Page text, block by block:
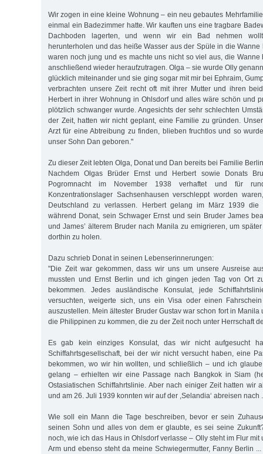
Wir zogen in eine kleine Wohnung – ein neu gebautes
einmal ein Badezimmer hatte. Wir kauften uns eine tragbare
Dachboden lagerten, und wenn wir ein Bad nehmen
herunterholen und das heiße Wasser aus der Spüle in die Wanne
waren noch jung und es machte uns nicht so viel aus, die Wanne
anschließend wieder heraufzutragen. Olga – sie wurde Olly
glücklich miteinander und sie ging sogar mit mir bei Ephraim,
verbrachten unsere Zeit recht oft mit ihrer Mutter und ihren
Herbert in ihrer Wohnung in Ohlsdorf und alles wäre schön und
plötzlich schwanger wurde. Angesichts der sehr schlechten
der Zeit, hatten wir nicht geplant, eine Familie zu gründen.
Arzt für eine Abtreibung zu finden, blieben fruchtlos und so
unser Sohn Dan geboren."
Zu dieser Zeit lebten Olga, Donat und Dan bereits bei Familie
Nachdem Olgas Brüder Ernst und Herbert sowie Donats
Pogromnacht im November 1938 verhaftet und für
Konzentrationslager Sachsenhau­sen verschleppt worden
Deutschland zu verlassen. Herbert gelang im März 1939 die
während Donat, sein Schwager Ernst und sein Bruder James
und James’ älterem Bruder nach Manila zu emigrieren, um
dorthin zu holen.
Dazu schrieb Donat in seinen Lebenserinnerungen:
"Die Zeit war gekommen, dass wir uns um unsere Ausreise
mussten und Ernst Berlin und ich gingen jeden Tag von Ort
bekommen. Jedes ausländische Konsulat, jede
versuchten, weigerte sich, uns ein Visa oder einen
auszustellen. Mein ältester Bruder Gustav war schon fort in Manila
die Philip­pinen zu kommen, die zu der Zeit noch unter Herrschaft
Es gab kein einziges Konsulat, das wir nicht aufgesucht
Schiffahrtsgesellschaft, bei der wir nicht versucht haben, eine
bekommen, wo wir hin wollten, und schließlich – und ich
gelang – erhielten wir eine Passage nach Bangkok in Siam
Ostasiatischen Schiffahrtslinie. Aber nach einiger Zeit hatten wir
und am 26. Juli 1939 konnten wir auf der ,Selandia‘ abreisen nach
Wie soll ein Mann die Tage beschreiben, bevor er sein
seinen Sohn und alles von dem er glaubte, es sei seine
noch, wie ich das Haus in Ohlsdorf verlasse – Olly steht im Flur mit
Arm und ebenso steht da meine Schwiegermutter, Fanny Berlin